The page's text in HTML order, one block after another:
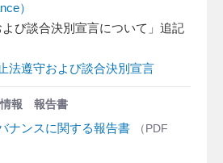
）
よび談合決別宣言について」追記
法遵守および談合決別宣言
報 報告書
ナンスに関する報告書